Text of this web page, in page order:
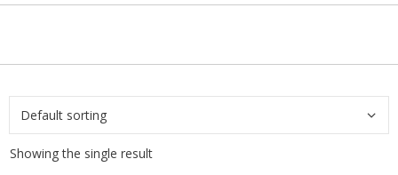
Showing the single result